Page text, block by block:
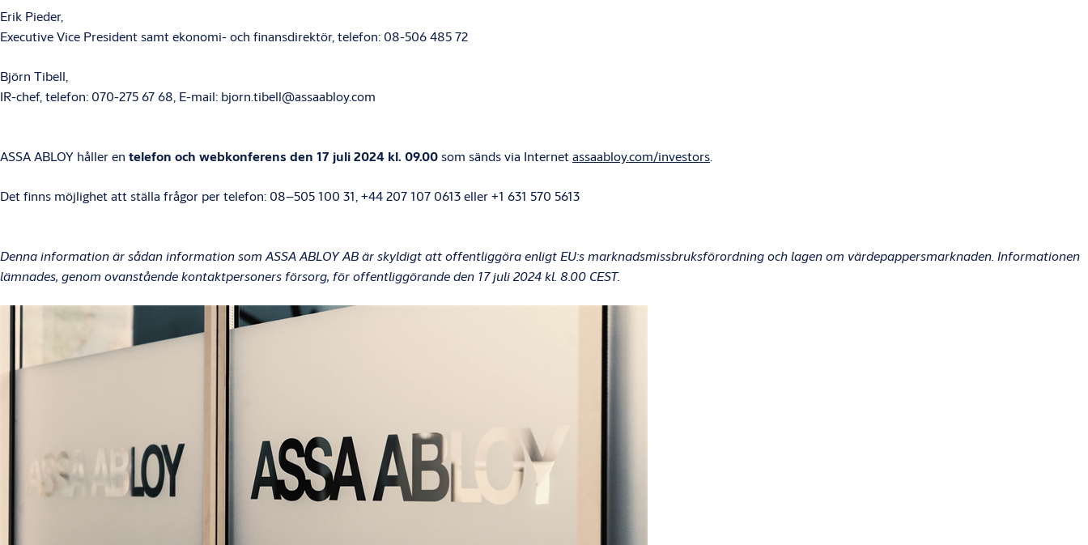
Erik Pieder,
Executive Vice President samt ekonomi- och finansdirektör, telefon: 08-506 485 72
Björn Tibell,
IR-chef, telefon: 070-275 67 68, E-mail: bjorn.tibell@assaabloy.com
ASSA ABLOY håller en telefon och webkonferens den 17 juli 2024 kl. 09.00som sänds via Internetassaabloy.com/investors
Det finns möjlighet att ställa frågor per telefon: 08–505 100 31, +44 207 107 0613 eller +1 631 570 5613
Denna information är sådan information som ASSA ABLOY AB är skyldigt att offentliggöra enligt EU:s marknadsmissbruksförordning och lagen om värdepappersmarknaden. Informationen
lämnades, genom ovanstående kontaktpersoners försorg, för offentliggörande den 17 juli 2024 kl. 8.00 CEST.